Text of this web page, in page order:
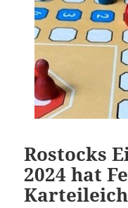
Rostocks
2024 hat